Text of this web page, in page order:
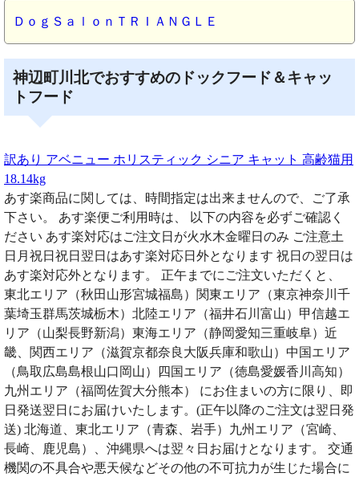
ＤｏｇＳａｌｏｎＴＲＩＡＮＧＬＥ
神辺町川北でおすすめのドックフード＆キャッ
トフード
訳あり アベニュー ホリスティック シニア キャット 高齢猫用
18.14kg
あす楽商品に関しては、時間指定は出来ませんので、ご了承
下さい。 あす楽便ご利用時は、 以下の内容を必ずご確認く
ださい あす楽対応はご注文日が火水木金曜日のみ ご注意土
日月祝日祝日翌日はあす楽対応日外となります 祝日の翌日は
あす楽対応外となります。 正午までにご注文いただくと、
東北エリア（秋田山形宮城福島）関東エリア（東京神奈川千
葉埼玉群馬茨城栃木）北陸エリア（福井石川富山）甲信越エ
リア（山梨長野新潟）東海エリア（静岡愛知三重岐阜）近
畿、関西エリア（滋賀京都奈良大阪兵庫和歌山）中国エリア
（鳥取広島島根山口岡山）四国エリア（徳島愛媛香川高知）
九州エリア（福岡佐賀大分熊本） にお住まいの方に限り、即
日発送翌日にお届けいたします。(正午以降のご注文は翌日発
送) 北海道、東北エリア（青森、岩手）九州エリア（宮崎、
長崎、鹿児島）、沖縄県へは翌々日お届けとなります。 交通
機関の不具合や悪天候などその他の不可抗力が生じた場合に